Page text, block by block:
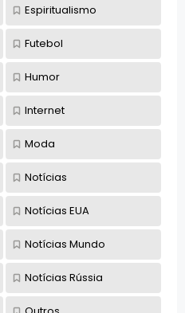
Espiritualismo
Futebol
Humor
Internet
Moda
Notícias
Notícias EUA
Notícias Mundo
Notícias Rússia